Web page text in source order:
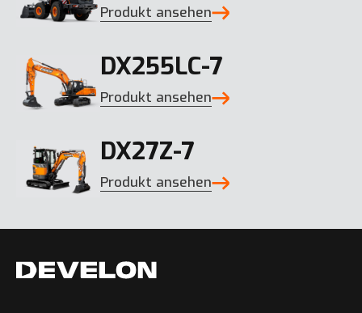
Produkt ansehen
DX255LC-7
Produkt ansehen
DX27Z-7
Produkt ansehen